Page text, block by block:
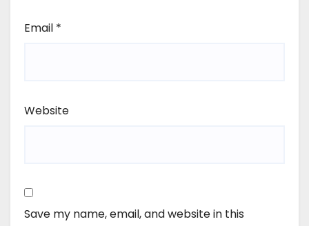
Email *
Website
Save my name, email, and website in this